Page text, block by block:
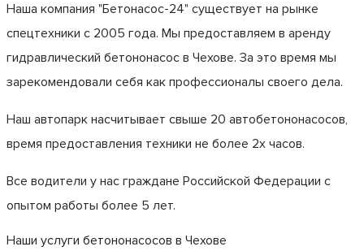
Наша компания "Бетонасос-24" существует на рынке
спецтехники с 2005 года. Мы предоставляем в аренду
гидравлический бетононасос в Чехове. За это время мы
зарекомендовали себя как профессионалы своего дела.
Наш автопарк насчитывает свыше 20 автобетононасосов,
время предоставления техники не более 2х часов.
Все водители у нас граждане Российской Федерации с
опытом работы более 5 лет.
Наши услуги бетононасосов в Чехове